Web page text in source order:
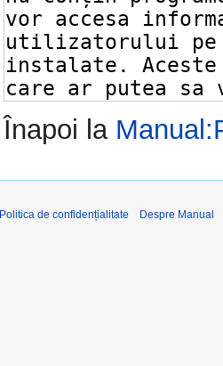
Înapoi la
Politica de confidențialitate Despre Manual